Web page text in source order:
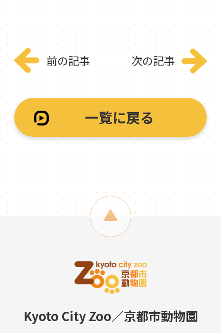
前の記事
一覧に戻る
次の記事
Kyoto City Zoo／京都市動物園